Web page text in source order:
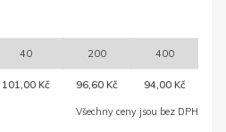
40 200 400
101,00 Kč 96,60 Kč 94,00 Kč
Všechny ceny jsou bez DPH